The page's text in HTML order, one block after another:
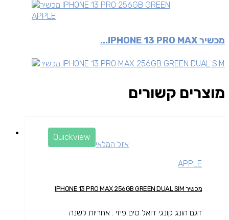
APPLE
מכשיר IPHONE 13 PRO MAX...
מוצרים קשורים
Quickview
אזל המלאי
APPLE
מכשיר IPHONE 13 PRO MAX 256GB GREEN DUAL SIM
דגם הונג קונגי דואל סים פיזי . אחריות לשנה